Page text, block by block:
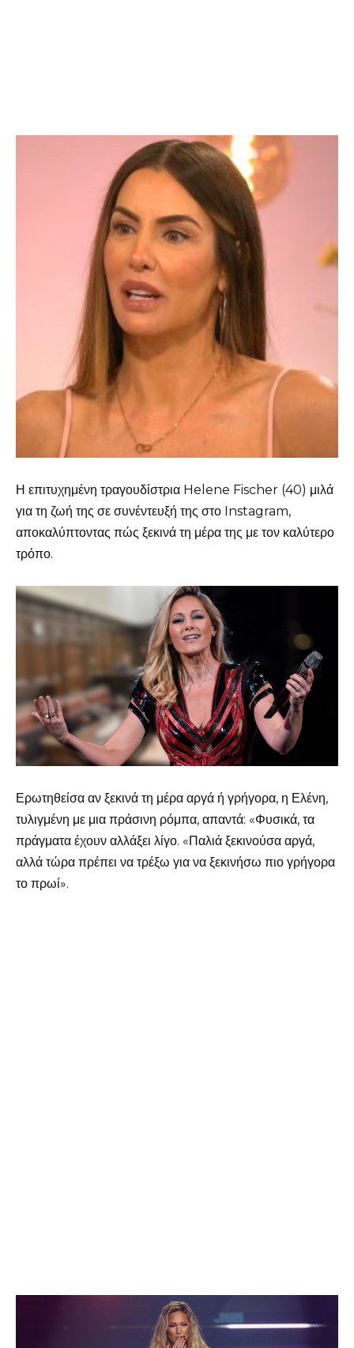
Η επιτυχημένη τραγουδίστρια Helene Fischer (40) μιλά
για τη ζωή της σε συνέντευξή της στο Instagram,
αποκαλύπτοντας πώς ξεκινά τη μέρα της με τον καλύτερο
τρόπο.
Ερωτηθείσα αν ξεκινά τη μέρα αργά ή γρήγορα, η Ελένη,
τυλιγμένη με μια πράσινη ρόμπα, απαντά: «Φυσικά, τα
πράγματα έχουν αλλάξει λίγο. «Παλιά ξεκινούσα αργά,
αλλά τώρα πρέπει να τρέξω για να ξεκινήσω πιο γρήγορα
το πρωί».